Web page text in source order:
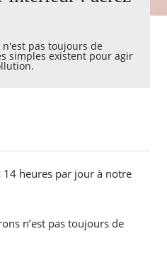
alertes
Watt
pas toujours de
simples existent pour agir
14 heures par jour à notre
n’est pas toujours de